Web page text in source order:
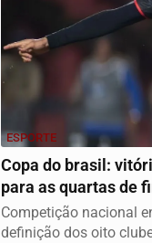
ESPORTE
Copa do brasil:
para as quartas de
Competição nacional
definição dos oito